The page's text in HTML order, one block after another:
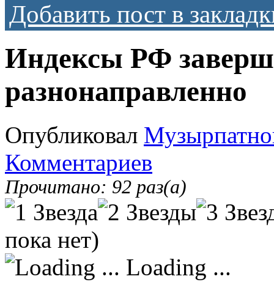
Добавить пост в
Индексы РФ
разнонаправленно
Опубликовал
Комментариев
Прочитано: 92 раз(а)
пока нет)
Loading ...